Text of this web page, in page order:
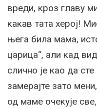
вреди, кроз главу
какав тата херој!
њега била мама,
царица“, али кад
слично је као да
замерајте зато
од маме очекује